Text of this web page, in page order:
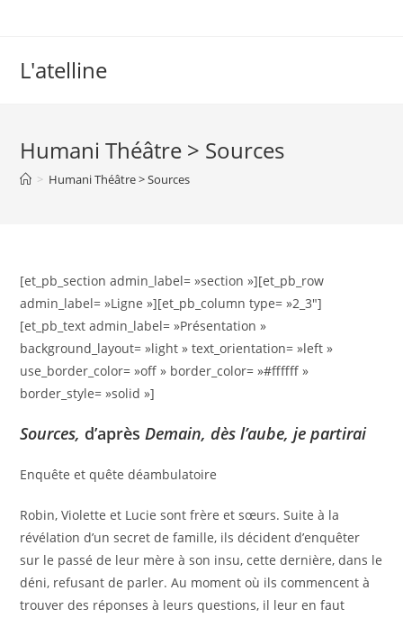
L'atelline
Humani Théâtre > Sources
> Humani Théâtre > Sources
[et_pb_section admin_label= »section »][et_pb_row
admin_label= »Ligne »][et_pb_column type= »2_3″]
[et_pb_text admin_label= »Présentation »
background_layout= »light » text_orientation= »left »
use_border_color= »off » border_color= »#ffffff »
border_style= »solid »]
Sources, d’aprèsDemain, dès l’aube, je partirai
Enquête et quête déambulatoire
Robin, Violette et Lucie sont frère et sœurs. Suite à la
révélation d’un secret de famille, ils décident d’enquêter
sur le passé de leur mère à son insu, cette dernière, dans le
déni, refusant de parler. Au moment où ils commencent à
trouver des réponses à leurs questions, il leur en faut